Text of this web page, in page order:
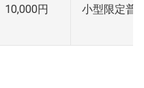
10,000円 小型限定普